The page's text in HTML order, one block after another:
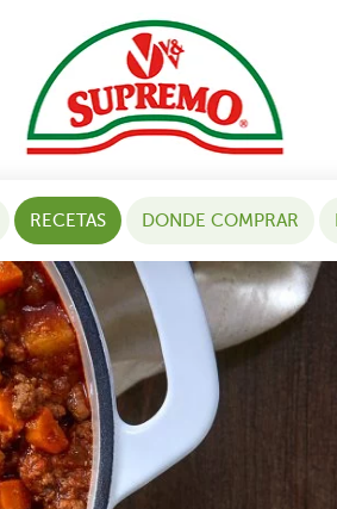
RECETAS DONDE COMPRAR